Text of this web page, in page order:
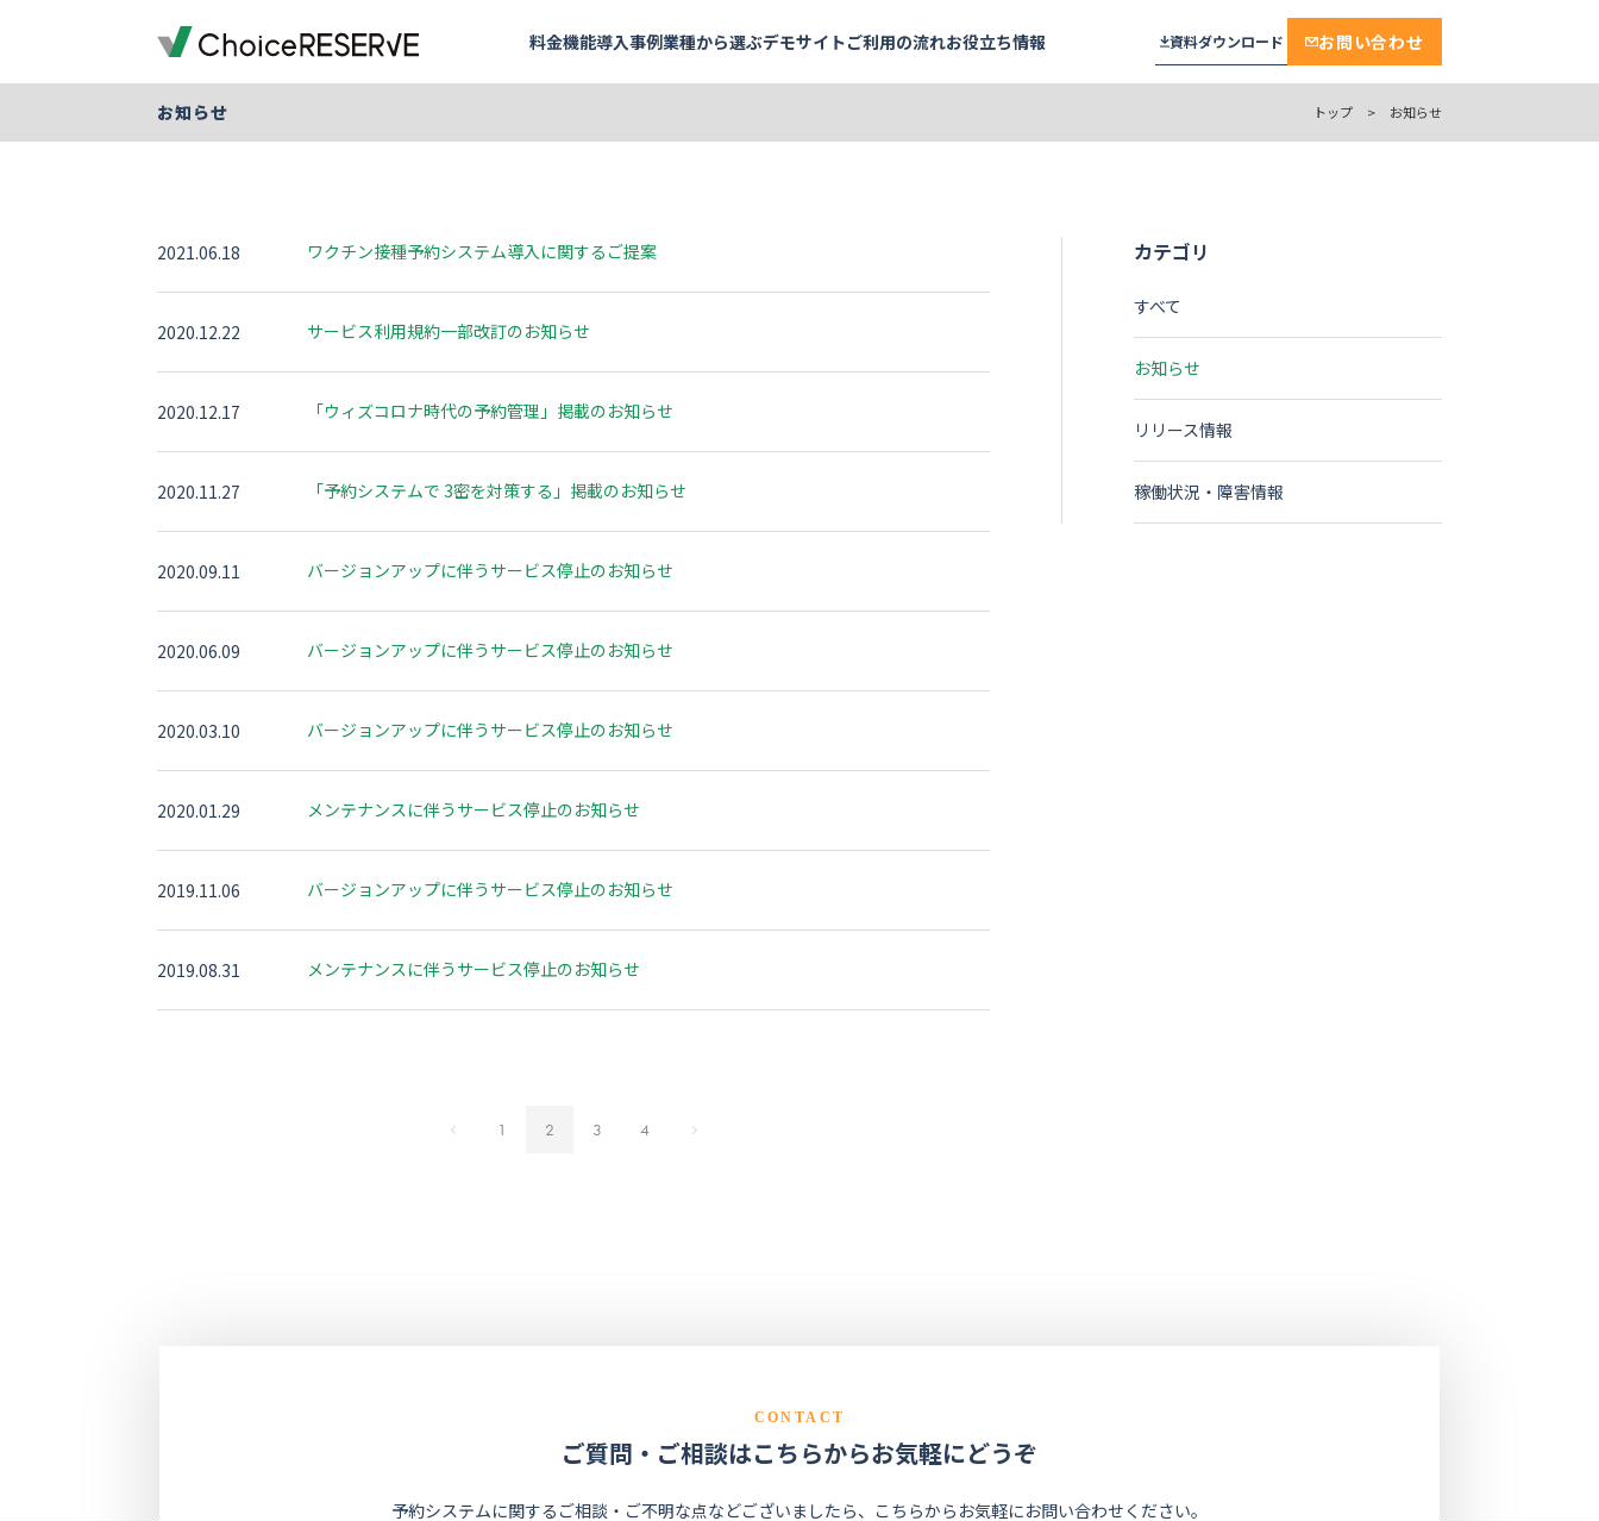
料金機能
会員・顧客管理
複数拠点の管理 おすすめ
セキュリティ
外部連携 おすすめ
導入事例
スメイトマネジメントが選んだ予約DX
が選んだ、金融機関のニーズに応える
ンソーミュージアムが選んだ“誰もが
迷わない”予約システム
株式会社デンソー 様
業種から選ぶ
銀行・保険 実績多数
車検・車両メンテナンス
写真スタジオ・写真館
会議室
レンタルスペース
スポーツ施設
もっと見る
セミナー
面接・説明会・研修
保育施設・託児
スクール・レッスン
ゴルフスクール
もっと見る
医療・健康診断・検診
健康診断・社内健診
試着・試乗・体験 不動産・賃貸・設備
モデルルーム・ショールーム
コールバック
実績多数
社内用途
デモサイト
銀行・保険 実績多数
百貨店
ブライダル
銀行・保険 実績多数
セミナー 実績多数
工場見学 実績多数
店舗を指定して予約
銀行・保険 実績多数
社内
就活・面接
施設
モデルルーム
予防接種
フィットネス
もっと見る
ご利用の流れ
予約システムシミュレーション おすすめ
お役立ち情報 資料ダウンロード
資料ダウンロード一覧
全19ページ 全54ページ
お問い合わせ
お知らせ トップ > お知らせ
2021.06.18 ワクチン接種予約システム導入に関するご提案
2020.12.22 サービス利用規約一部改訂のお知らせ
2020.12.17 「ウィズコロナ時代の予約管理」掲載のお知らせ
2020.11.27 「予約システムで 3密を対策する」掲載のお知らせ
2020.09.11 バージョンアップに伴うサービス停止のお知らせ
2020.06.09 バージョンアップに伴うサービス停止のお知らせ
2020.03.10 バージョンアップに伴うサービス停止のお知らせ
2020.01.29 メンテナンスに伴うサービス停止のお知らせ
2019.11.06 バージョンアップに伴うサービス停止のお知らせ
2019.08.31 メンテナンスに伴うサービス停止のお知らせ
1 2 3 4
カテゴリ
すべて
お知らせ
リリース情報
稼働状況・障害情報
CONTACT
ご質問・ご相談はこちらからお気軽にどうぞ
予約システムに関するご相談・ご不明な点などございましたら、こちらからお気軽にお問い合わせください。